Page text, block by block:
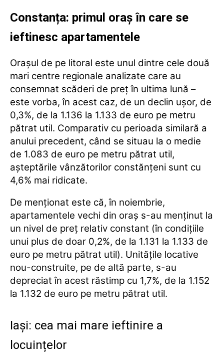
Constanța: primul oraș în care se
ieftinesc apartamentele
Orașul de pe litoral este unul dintre cele două
mari centre regionale analizate care au
consemnat scăderi de preț în ultima lună –
este vorba, în acest caz, de un declin ușor, de
0,3%, de la 1.136 la 1.133 de euro pe metru
pătrat util. Comparativ cu perioada similară a
anului precedent, când se situau la o medie
de 1.083 de euro pe metru pătrat util,
așteptările vânzătorilor constănțeni sunt cu
4,6% mai ridicate.
De menționat este că, în noiembrie,
apartamentele vechi din oraș s-au menținut la
un nivel de preț relativ constant (în condițiile
unui plus de doar 0,2%, de la 1.131 la 1.133 de
euro pe metru pătrat util). Unitățile locative
nou-construite, pe de altă parte, s-au
depreciat în acest răstimp cu 1,7%, de la 1.152
la 1.132 de euro pe metru pătrat util.
Iași: cea mai mare ieftinire a
locuințelor